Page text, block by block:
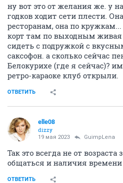
ну вот это от желания же. у
годков ходит сети плести.
ресторанам, она по
корт там по выходным живая
сидеть с подружкой с
саксофон. а сколько сейчас
Белокурихе (где я сейчас)?
ретро-караоке клуб открыли.
ОТВЕТИТЬ
elle08
dizzy
19 мая 2023 GuimpLena
Так это всегда не от
общаться и наличия времени
ОТВЕТИТЬ